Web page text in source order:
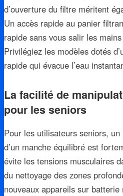
d’ouverture du filtre méritent
Un accès rapide au panier
rapide sans vous salir les
Privilégiez les modèles dotés
rapide qui évacue l’eau
La facilité de
pour les seniors
Pour les utilisateurs seniors,
d’un manche équilibré est
évite les tensions musculaires
du nettoyage des zones
nouveaux appareils sur batterie